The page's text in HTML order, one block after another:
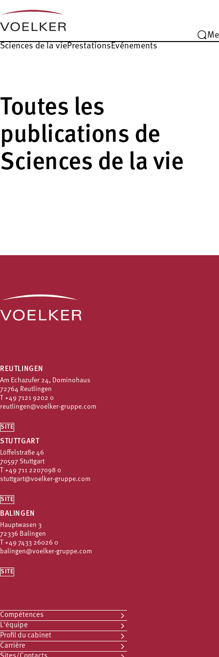
Sciences de la viePrestationsÉvénements
Toutes les
publications de
Sciences de la vie
REUTLINGEN
Am Echazufer 24, Dominohaus
72764 Reutlingen
T +49 7121 9202 0
reutlingen@voelker-gruppe.com
SITE
STUTTGART
Löffelstraße 46
70597 Stuttgart
T +49 711 2207098 0
stuttgart@voelker-gruppe.com
SITE
BALINGEN
Hauptwasen 3
72336 Balingen
T +49 7433 26026 0
balingen@voelker-gruppe.com
SITE
Compétences
L'équipe
Profil du cabinet
Carrière